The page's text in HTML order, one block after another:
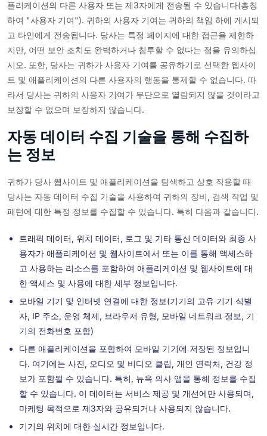
플리케이션의 다른 사용자 또는 제3자에게 전송될 수 있습니다(총칭
하여 "사용자 기여"). 귀하의 사용자 기여는 귀하의 책임 하에 게시되
고 타인에게 전송됩니다. 당사는 특정 페이지에 대한 접근을 제한하
지만, 어떤 보안 조치도 완벽하거나 침투할 수 없다는 점을 유의하십
시오. 또한, 당사는 귀하가 사용자 기여를 공유하기로 선택한 웹사이
트 및 애플리케이션의 다른 사용자의 행동을 통제할 수 없습니다. 따
라서 당사는 귀하의 사용자 기여가 무단으로 열람되지 않을 것이라고
보장할 수 없으며 보장하지 않습니다.
자동 데이터 수집 기술을 통해 수집하
는 정보
귀하가 당사 웹사이트 및 애플리케이션을 탐색하고 상호 작용할 때
당사는 자동 데이터 수집 기술을 사용하여 귀하의 장비, 검색 작업 및
패턴에 대한 특정 정보를 수집할 수 있습니다. 특히 다음과 같습니다.
트래픽 데이터, 위치 데이터, 로그 및 기타 통신 데이터와 최종 사
용자가 애플리케이션 및 웹사이트에서 또는 이를 통해 액세스하
고 사용하는 리소스를 포함하여 애플리케이션 및 웹사이트에 대
한 액세스 및 사용에 대한 세부 정보입니다.
모바일 기기 및 인터넷 연결에 대한 정보(기기의 고유 기기 식별
자, IP 주소, 운영 체제, 브라우저 유형, 모바일 네트워크 정보, 기
기의 전화번호 포함)
다른 애플리케이션을 포함하여 모바일 기기에 저장된 정보입니
다. 여기에는 사진, 오디오 및 비디오 클립, 개인 연락처, 건강 정
보가 포함될 수 있습니다. 특히, 뉴욕 의사 앱을 통해 정보를 수집
할 수 있습니다. 이 데이터는 서비스 제공 및 개선에만 사용되며,
마케팅 목적으로 제3자와 공유되거나 사용되지 않습니다.
기기의 위치에 대한 실시간 정보입니다.